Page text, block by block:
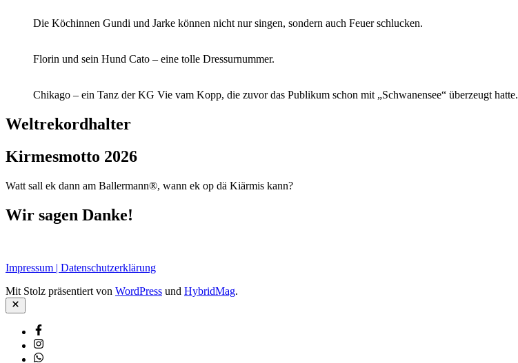
Die Köchinnen Gundi und Jarke können nicht nur singen, sondern auch Feuer schlucken.
Florin und sein Hund Cato – eine tolle Dressurnummer.
Chikago – ein Tanz der KG Vie vam Kopp, die zuvor das Publikum schon mit „Schwanensee“ überzeugt hatte.
Weltrekordhalter
Kirmesmotto 2026
Watt sall ek dann am Ballermann®, wann ek op dä Kiärmis kann?
Wir sagen Danke!
Impressum | Datenschutzerklärung
Mit Stolz präsentiert von WordPress und HybridMag.
Schließen
Facebook
Instagram
Whatsapp